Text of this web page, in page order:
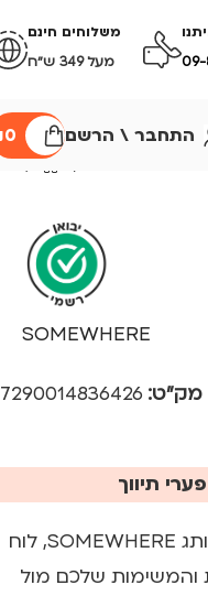
09-
משלוחים חינם
מעל 349 ש״ח
התחבר \ הרשם 0
SOMEWHERE
מק"ט: 7290014836426
תיווך
לוח שעם גדול במיוחד – Mod Memo Board מבית המותג SOMEWHERE, לוח
והמשימות שלכם מול